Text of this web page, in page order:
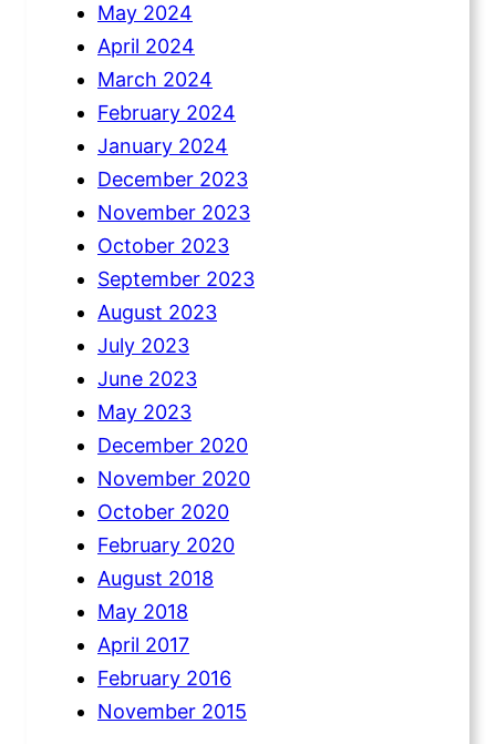
May 2024
April 2024
March 2024
February 2024
January 2024
December 2023
November 2023
October 2023
September 2023
August 2023
July 2023
June 2023
May 2023
December 2020
November 2020
October 2020
February 2020
August 2018
May 2018
April 2017
February 2016
November 2015